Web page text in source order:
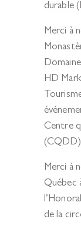
durable
Merci à
HD
Centre
(CQDD)
Merci à
Québec
de la